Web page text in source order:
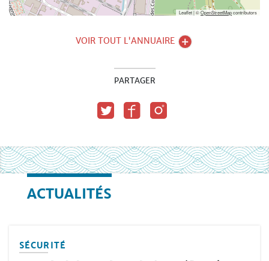
Leaflet | ©OpenStreetMapcontributors
VOIR TOUT L'ANNUAIRE
PARTAGER
ACTUALITÉS
SÉCURITÉ